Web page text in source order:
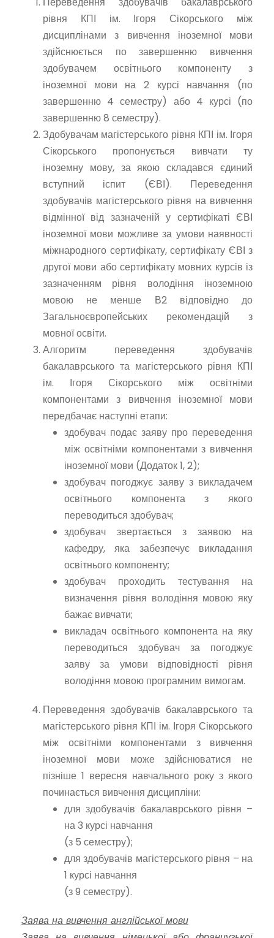
рівня КПІ ім. Ігоря Сікорського між
дисциплінами з вивчення іноземної мови
здійснюється по завершенню вивчення
здобувачем освітнього компоненту з
іноземної мови на 2 курсі навчання (по
завершенню 4 семестру) або 4 курсі (по
завершенню 8 семестру).
Здобувачам магістерського рівня КПІ ім. Ігоря
Сікорського пропонується вивчати ту
іноземну мову, за якою складався єдиний
вступний іспит (ЄВІ). Переведення
здобувачів магістерського рівня на вивчення
відмінної від зазначеній у сертифікаті ЄВІ
іноземної мови можливе за умови наявності
міжнародного сертифікату, сертифікату ЄВІ з
другої мови або сертифікату мовних курсів із
зазначенням рівня володіння іноземною
мовою не менше В2 відповідно до
Загальноєвропейських рекомендацій з
мовної освіти.
Алгоритм переведення здобувачів
бакалаврського та магістерського рівня КПІ
ім. Ігоря Сікорського між освітніми
компонентами з вивчення іноземної мови
передбачає наступні етапи:
здобувач подає заяву про переведення
між освітніми компонентами з вивчення
іноземної мови (Додаток 1, 2);
здобувач погоджує заяву з викладачем
освітнього компонента з якого
переводиться здобувач;
здобувач звертається з заявою на
кафедру, яка забезпечує викладання
освітнього компоненту;
здобувач проходить тестування на
визначення рівня володіння мовою яку
бажає вивчати;
викладач освітнього компонента на яку
переводиться здобувач за погоджує
заяву за умови відповідності рівня
володіння мовою програмним вимогам.
Переведення здобувачів бакалаврського та
магістерського рівня КПІ ім. Ігоря Сікорського
між освітніми компонентами з вивчення
іноземної мови може здійснюватися не
пізніше 1 вересня навчального року з якого
починається вивчення дисципліни:
для здобувачів бакалаврського рівня –
на 3 курсі навчання
(з 5 семестру);
для здобувачів магістерського рівня – на
1 курсі навчання
(з 9 семестру).
Заява на вивчення англійської мови